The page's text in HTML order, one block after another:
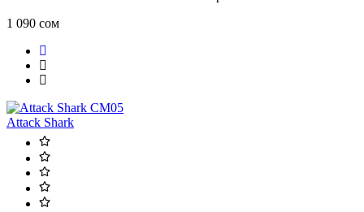
1 090 сом
Attack Shark